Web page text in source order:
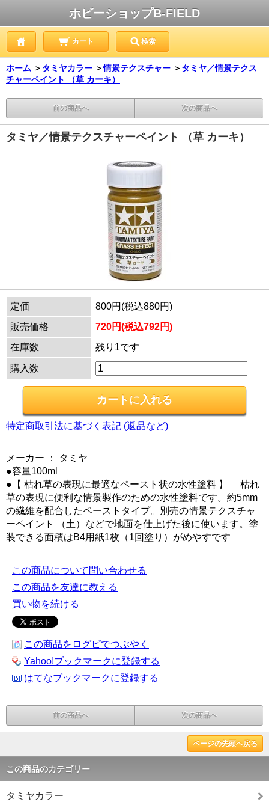
ホビーショップB-FIELD
カート 検索
ホーム ＞ タミヤカラー ＞情景テクスチャー ＞ タミヤ／情景テクス
チャーペイント （草 カーキ）
前の商品へ 次の商品へ
タミヤ／情景テクスチャーペイント （草 カーキ）
定価
800円(税込880円)
販売価格
720円(税込792円)
在庫数
残り1です
購入数
特定商取引法に基づく表記 (返品など)
メーカー ： タミヤ
●容量100ml
●【 枯れ草の表現に最適なペースト状の水性塗料 】 枯れ
草の表現に便利な情景製作のための水性塗料です。約5mm
の繊維を配合したペーストタイプ。別売の情景テクスチャ
ーペイント （土）などで地面を仕上げた後に使います。塗
装できる面積はB4用紙1枚（1回塗り）がめやすです
この商品について問い合わせる
この商品を友達に教える
買い物を続ける
この商品をログピでつぶやく
Yahoo!ブックマークに登録する
はてなブックマークに登録する
前の商品へ 次の商品へ
ページの先頭へ戻る
この商品のカテゴリー
タミヤカラー